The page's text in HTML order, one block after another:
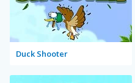
Duck Shooter